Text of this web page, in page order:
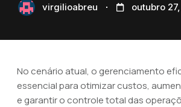
virgilioabreu outubro
No cenário atual, o gerenciamento
essencial para otimizar custos,
e garantir o controle total das